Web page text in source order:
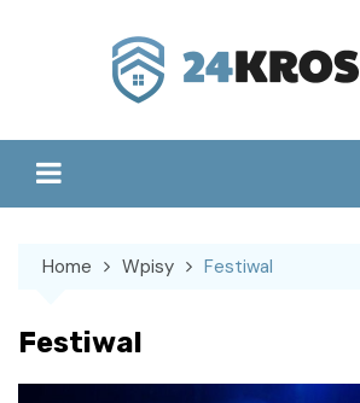
Home Wpisy Festiwal
Festiwal